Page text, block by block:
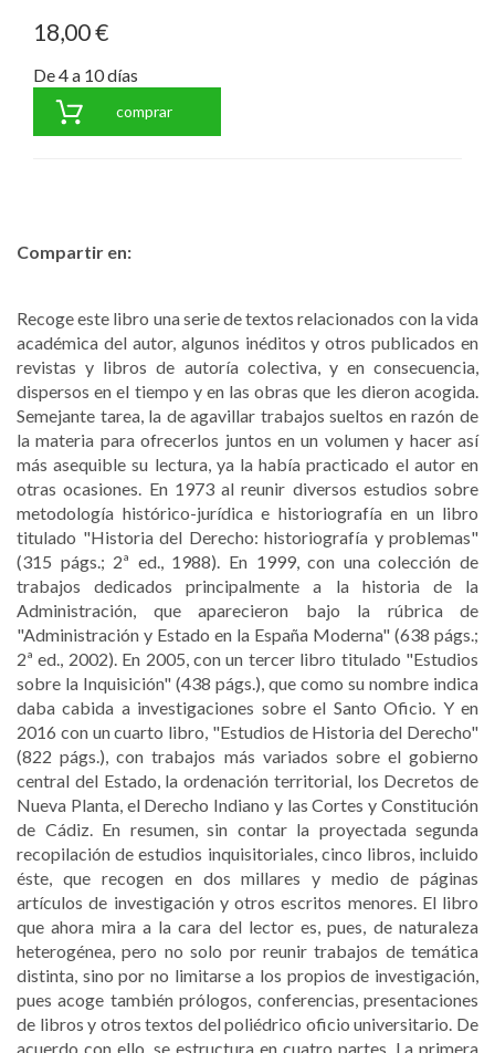
18,00 €
De 4 a 10 días
comprar
Compartir en:
Recoge este libro una serie de textos relacionados con la vida
académica del autor, algunos inéditos y otros publicados en
revistas y libros de autoría colectiva, y en consecuencia,
dispersos en el tiempo y en las obras que les dieron acogida.
Semejante tarea, la de agavillar trabajos sueltos en razón de
la materia para ofrecerlos juntos en un volumen y hacer así
más asequible su lectura, ya la había practicado el autor en
otras ocasiones. En 1973 al reunir diversos estudios sobre
metodología histórico-jurídica e historiografía en un libro
titulado "Historia del Derecho: historiografía y problemas"
(315 págs.; 2ª ed., 1988). En 1999, con una colección de
trabajos dedicados principalmente a la historia de la
Administración, que aparecieron bajo la rúbrica de
"Administración y Estado en la España Moderna" (638 págs.;
2ª ed., 2002). En 2005, con un tercer libro titulado "Estudios
sobre la Inquisición" (438 págs.), que como su nombre indica
daba cabida a investigaciones sobre el Santo Oficio. Y en
2016 con un cuarto libro, "Estudios de Historia del Derecho"
(822 págs.), con trabajos más variados sobre el gobierno
central del Estado, la ordenación territorial, los Decretos de
Nueva Planta, el Derecho Indiano y las Cortes y Constitución
de Cádiz. En resumen, sin contar la proyectada segunda
recopilación de estudios inquisitoriales, cinco libros, incluido
éste, que recogen en dos millares y medio de páginas
artículos de investigación y otros escritos menores. El libro
que ahora mira a la cara del lector es, pues, de naturaleza
heterogénea, pero no solo por reunir trabajos de temática
distinta, sino por no limitarse a los propios de investigación,
pues acoge también prólogos, conferencias, presentaciones
de libros y otros textos del poliédrico oficio universitario. De
acuerdo con ello, se estructura en cuatro partes. La primera